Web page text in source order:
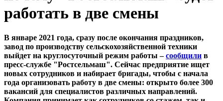
работать в две смены
В январе 2021 года, сразу после окончания праздников,
завод по производству сельскохозяйственной техники
выйдет на круглосуточный режим работы–сообщили в
пресс-службе "Ростсельмаш". Сейчас предприятие ищет
новых сотрудников и набирает бригады, чтобы с начала
года организовать работу в две смены: открыто более 300
вакансий для специалистов различных направлений.